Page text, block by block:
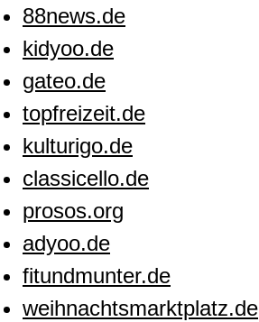
88news.de
kidyoo.de
gateo.de
topfreizeit.de
kulturigo.de
classicello.de
prosos.org
adyoo.de
fitundmunter.de
weihnachtsmarktplatz.de